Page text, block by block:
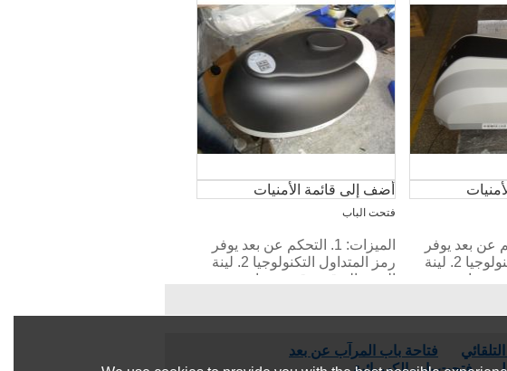
التحكم عن بعد يوفر
رمز المتداول التكنولوجيا 2. لينة
صامتة.
أضف إلى قائمة الأمنيات
فتحت الباب
الميزات: 1. التحكم عن بعد يوفر
رمز المتداول التكنولوجيا 2. لينة
البدء والتوقف، قوية، صامتة.
فتاحة باب المرآب عن بعد